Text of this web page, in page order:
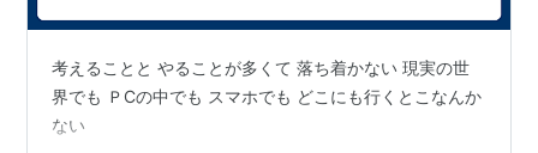
考えることと やることが多くて 落ち着かない 現実の世
界でも ＰCの中でも スマホでも どこにも行くとこなんか
ない